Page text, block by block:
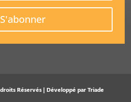
S'abonner
droits Réservés | Développé parTriade